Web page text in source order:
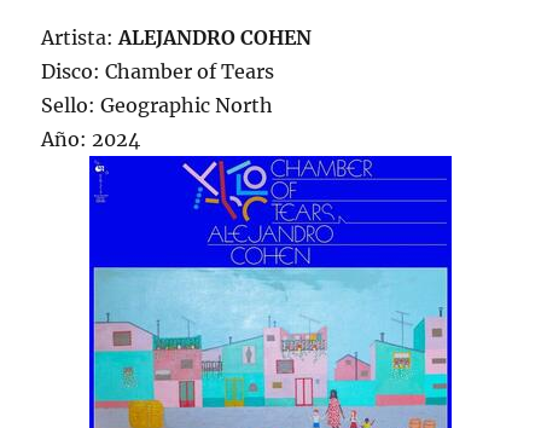
Artista:ALEJANDRO COHEN
Disco: Chamber of Tears
Sello: Geographic North
Año: 2024